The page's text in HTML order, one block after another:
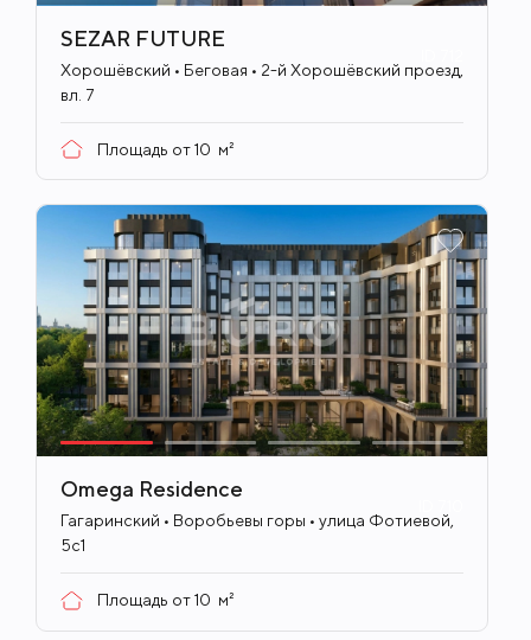
SEZAR FUTURE
Хорошёвский • Беговая • 2-й Хорошёвский проезд,
вл. 7
Площадь от10 м²
Omega Residence
Гагаринский • Воробьевы горы • улица Фотиевой,
5с1
Площадь от10 м²